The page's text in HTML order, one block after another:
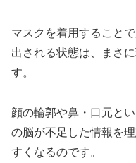
マスクを着用すること
出される状態は、まさ
す。
顔の輪郭や鼻・口元と
の脳が不足した情報を
すくなるのです。